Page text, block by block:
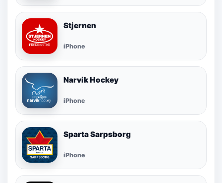
Stjernen
iPhone
Narvik Hockey
iPhone
Sparta Sarpsborg
iPhone